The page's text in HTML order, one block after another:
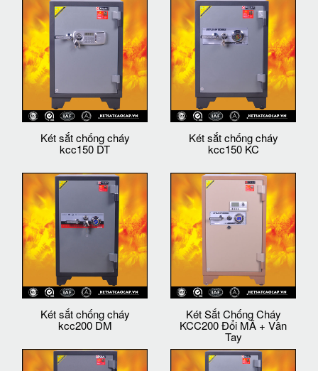
Két sắt chống cháy
kcc150 DT
Két sắt chống cháy
kcc150 KC
Két sắt chống cháy
kcc200 DM
Két Sắt Chống Cháy
KCC200 Đổi MÃ + Vân
Tay